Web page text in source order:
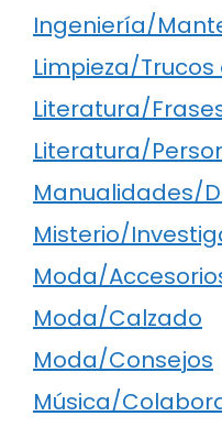
Ingeniería/
Limpieza/
Literatura/
Literatura/
Manualidades/
Misterio/
Moda/
Moda/Calzado
Moda/Consejos
Música/